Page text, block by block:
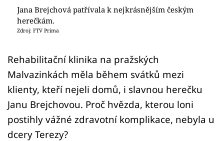
Přihlášení
Sledujte nás
Jana Brejchová patřívala k nejkrásnějším českým
herečkám.
Zdroj: FTV Prima
Rehabilitační klinika na pražských
Malvazinkách měla během svátků mezi
klienty, kteří nejeli domů, i slavnou herečku
Janu Brejchovou. Proč hvězda, kterou loni
postihly vážné zdravotní komplikace, nebyla u
dcery Terezy?